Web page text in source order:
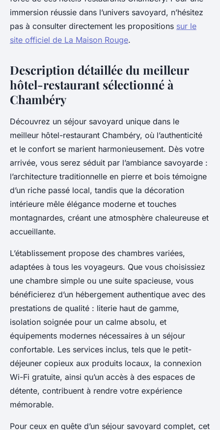
immersion réussie dans l’univers savoyard, n’hésitez
pas à consulter directement les propositions sur le
site officiel de La Maison Rouge.
Description détaillée du meilleur
hôtel-restaurant sélectionné à
Chambéry
Découvrez un séjour savoyard unique dans le
meilleur hôtel-restaurant Chambéry, où l’authenticité
et le confort se marient harmonieusement. Dès votre
arrivée, vous serez séduit par l’ambiance savoyarde :
l’architecture traditionnelle en pierre et bois témoigne
d’un riche passé local, tandis que la décoration
intérieure mêle élégance moderne et touches
montagnardes, créant une atmosphère chaleureuse et
accueillante.
L’établissement propose des chambres variées,
adaptées à tous les voyageurs. Que vous choisissiez
une chambre simple ou une suite spacieuse, vous
bénéficierez d’un hébergement authentique avec des
prestations de qualité : literie haut de gamme,
isolation soignée pour un calme absolu, et
équipements modernes nécessaires à un séjour
confortable. Les services inclus, tels que le petit-
déjeuner copieux aux produits locaux, la connexion
Wi-Fi gratuite, ainsi qu’un accès à des espaces de
détente, contribuent à rendre votre expérience
mémorable.
Pour ceux en quête d’un séjour savoyard complet, cet